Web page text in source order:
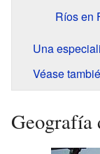
Ríos en
Una
Véase
Geografía